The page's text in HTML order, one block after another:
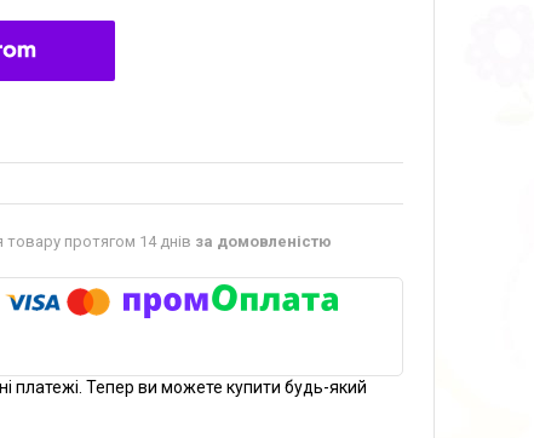
товару протягом 14 днів за домовленістю
платежі. Тепер ви можете купити будь-який